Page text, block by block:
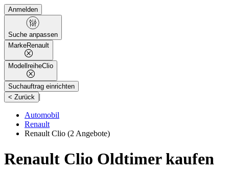
Anmelden
Suche anpassen
MarkeRenault
ModellreiheClio
Suchauftrag einrichten
< Zurück |
Automobil
Renault
Renault Clio (2 Angebote)
Renault Clio Oldtimer kaufen